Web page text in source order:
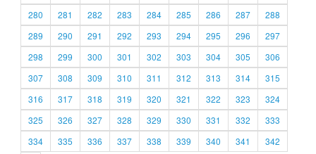
280
281 282 283 284 285 286 287
288
289
290 291 292 293 294 295 296
297
298
299 300 301 302 303 304 305
306
307
308 309 310 311 312 313 314
315
316
317 318 319 320 321 322 323
324
325
326 327 328 329 330 331 332
333
334
335 336 337 338 339 340 341 342